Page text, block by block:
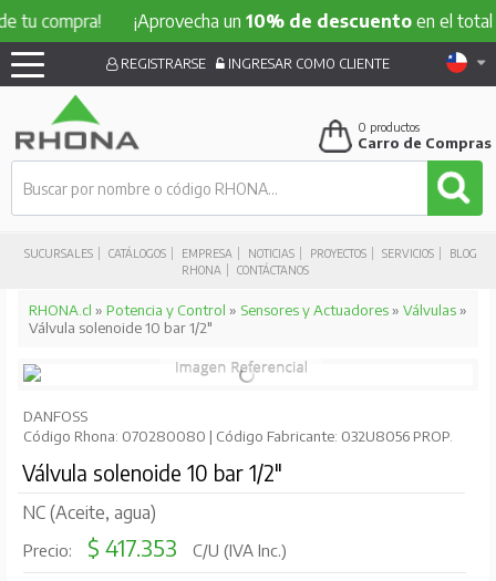
¡Aprovecha un10% de descuentoen el total de tu
SUCURSALES CATÁLOGOS EMPRESA NOTICIAS PROYECTOS SERVICIOS
BLOG
RHONA
CONTÁCTANOS
REGISTRARSE INGRESAR COMO CLIENTE
0 productos
Carro de Compras
RHONA.cl » Potencia y Control » Sensores y Actuadores» Válvulas»
Válvula solenoide 10 bar 1/2"
DANFOSS
Código Rhona: 070280080 | Código Fabricante: 032U8056 PROP.
Válvula solenoide 10 bar 1/2"
NC (Aceite, agua)
Precio: $ 417.353 C/U (IVA Inc.)